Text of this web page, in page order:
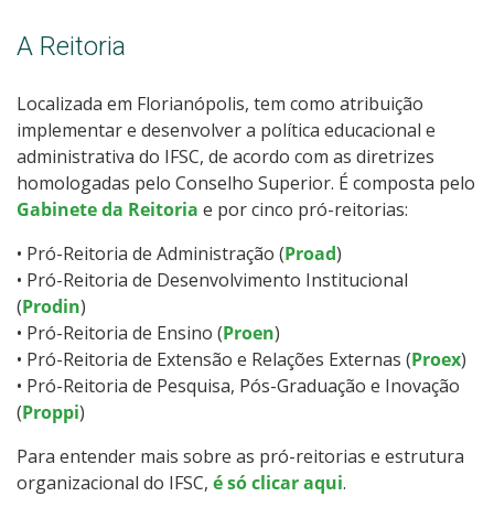
A Reitoria
Localizada em Florianópolis, tem como atribuição
implementar e desenvolver a política educacional e
administrativa do IFSC, de acordo com as diretrizes
homologadas pelo Conselho Superior. É composta pelo
Gabinete da Reitoria e por cinco pró-reitorias:
• Pró-Reitoria de Administração (Proad)
• Pró-Reitoria de Desenvolvimento Institucional
(Prodin)
• Pró-Reitoria de Ensino (Proen)
• Pró-Reitoria de Extensão e Relações Externas (Proex)
• Pró-Reitoria de Pesquisa, Pós-Graduação e Inovação
(Proppi)
Para entender mais sobre as pró-reitorias e estrutura
organizacional do IFSC, é só clicar aqui.